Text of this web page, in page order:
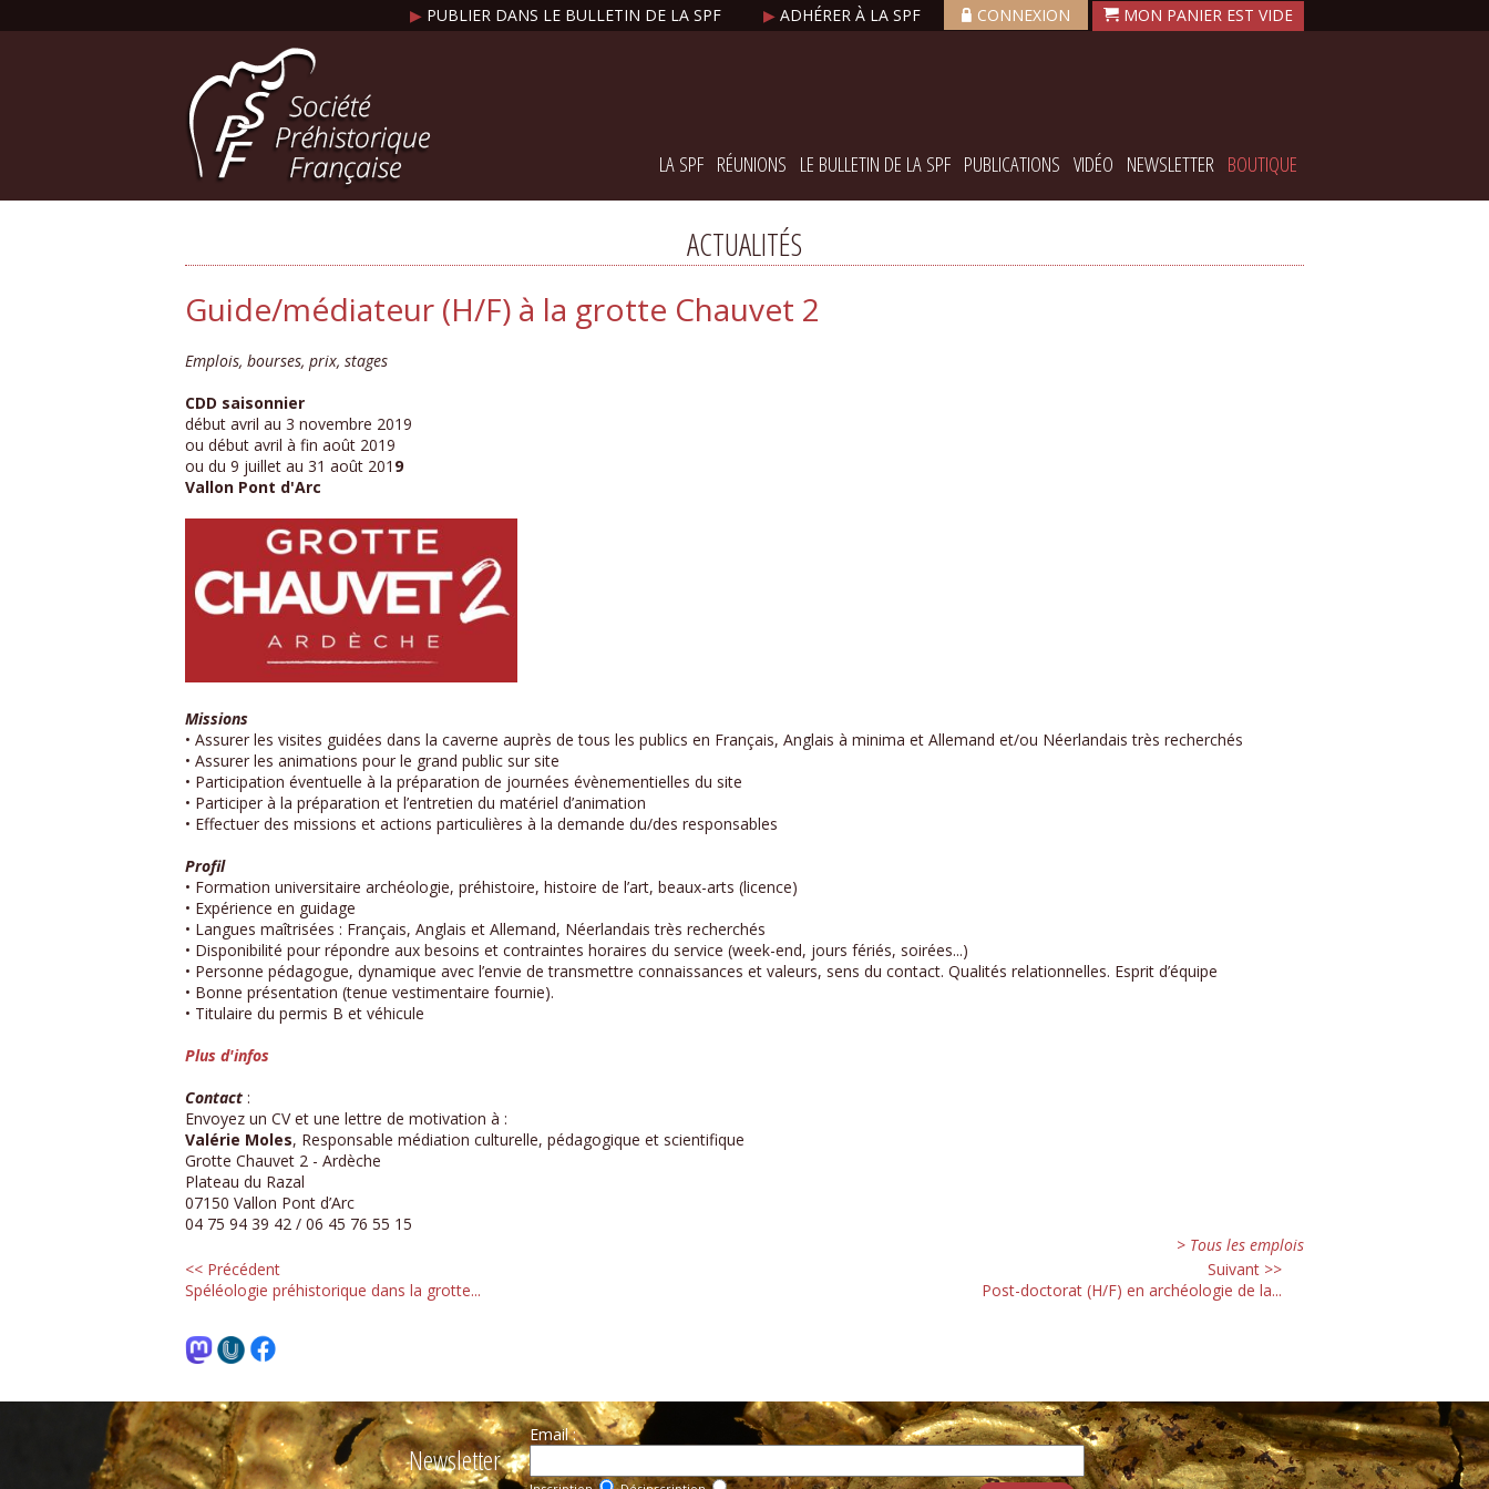
▶ PUBLIER DANS LE BULLETIN DE LA SPF ▶ ADHÉRER À LA SPF CONNEXION
LA SPF RÉUNIONS LE BULLETIN DE LA SPF PUBLICATIONS VIDÉO NEWSLETTER BOUTIQUE
ACTUALITÉS
Guide/médiateur (H/F) à la grotte Chauvet 2
Emplois, bourses, prix, stages
CDD saisonnier
début avril au 3 novembre 2019
ou début avril à fin août 2019
ou du 9 juillet au 31 août 201 9
Vallon Pont d'Arc
Missions
• Assurer les visites guidées dans la caverne auprès de tous les publics en Français, Anglais à minima et Allemand et/ou Néerlandais très recherchés
• Assurer les animations pour le grand public sur site
• Participation éventuelle à la préparation de journées évènementielles du site
• Participer à la préparation et l’entretien du matériel d’animation
• Effectuer des missions et actions particulières à la demande du/des responsables
Profil
• Formation universitaire archéologie, préhistoire, histoire de l’art, beaux-arts (licence)
• Expérience en guidage
• Langues maîtrisées : Français, Anglais et Allemand, Néerlandais très recherchés
• Disponibilité pour répondre aux besoins et contraintes horaires du service (week-end, jours fériés, soirées...)
• Personne pédagogue, dynamique avec l’envie de transmettre connaissances et valeurs, sens du contact. Qualités relationnelles. Esprit d’équipe
• Bonne présentation (tenue vestimentaire fournie).
• Titulaire du permis B et véhicule
Plus d'infos
Contact :
Envoyez un CV et une lettre de motivation à :
Valérie Moles, Responsable médiation culturelle, pédagogique et scientifique
Grotte Chauvet 2 - Ardèche
Plateau du Razal
07150 Vallon Pont d’Arc
04 75 94 39 42 / 06 45 76 55 15
> Tous les emplois
<< Précédent
Spéléologie préhistorique dans la grotte...
Suivant >>
Post-doctorat (H/F) en archéologie de la...
Newsletter
Email :